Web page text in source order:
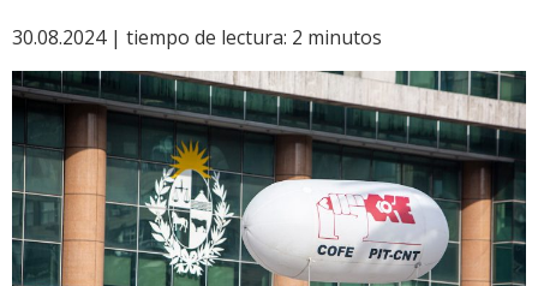
30.08.2024 | tiempo de lectura: 2 minutos